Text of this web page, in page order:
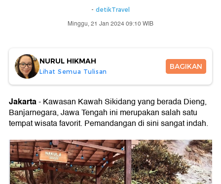
- detikTravel
Minggu, 21 Jan 2024 09:10 WIB
NURUL HIKMAH
Lihat Semua Tulisan
BAGIKAN
Jakarta- Kawasan Kawah Sikidang yang berada Dieng,
Banjarnegara, Jawa Tengah ini merupakan salah satu
tempat wisata favorit. Pemandangan di sini sangat indah.